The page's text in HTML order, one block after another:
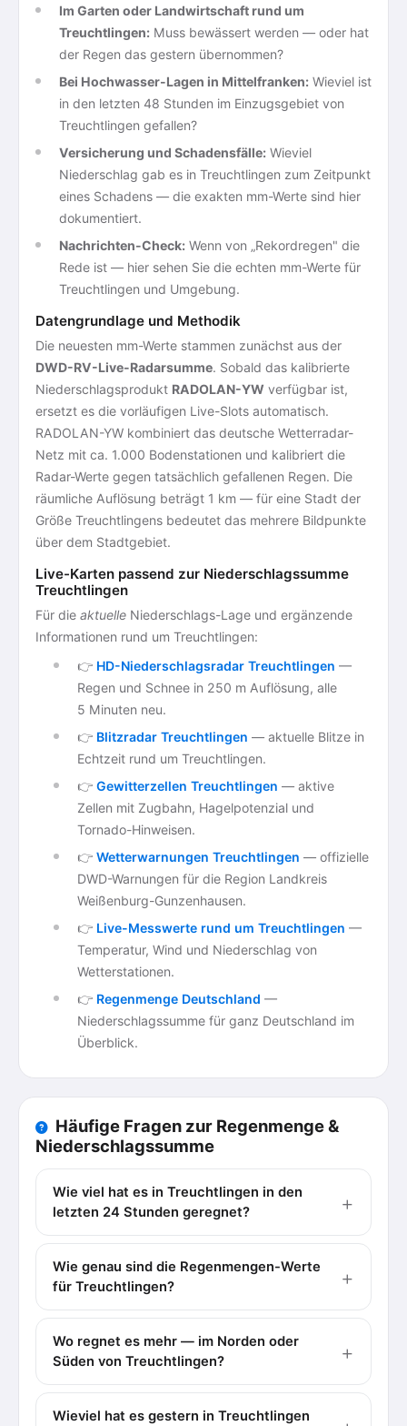
Im Garten oder Landwirtschaft rund um
Treuchtlingen: Muss bewässert werden — oder hat
der Regen das gestern übernommen?
Bei Hochwasser-Lagen in Mittelfranken: Wieviel ist
in den letzten 48 Stunden im Einzugsgebiet von
Treuchtlingen gefallen?
Versicherung und Schadensfälle: Wieviel
Niederschlag gab es in Treuchtlingen zum Zeitpunkt
eines Schadens — die exakten mm-Werte sind hier
dokumentiert.
Nachrichten-Check: Wenn von „Rekordregen" die
Rede ist — hier sehen Sie die echten mm-Werte für
Treuchtlingen und Umgebung.
Datengrundlage und Methodik
Die neuesten mm-Werte stammen zunächst aus der
DWD-RV-Live-Radarsumme. Sobald das kalibrierte
Niederschlagsprodukt RADOLAN-YW verfügbar ist,
ersetzt es die vorläufigen Live-Slots automatisch.
RADOLAN-YW kombiniert das deutsche Wetterradar-
Netz mit ca. 1.000 Bodenstationen und kalibriert die
Radar-Werte gegen tatsächlich gefallenen Regen. Die
räumliche Auflösung beträgt 1 km — für eine Stadt der
Größe Treuchtlingens bedeutet das mehrere Bildpunkte
über dem Stadtgebiet.
Live-Karten passend zur Niederschlagssumme
Treuchtlingen
Für die aktuelle Niederschlags-Lage und ergänzende
Informationen rund um Treuchtlingen:
👉 HD-Niederschlagsradar Treuchtlingen —
Regen und Schnee in 250 m Auflösung, alle
5 Minuten neu.
👉 Blitzradar Treuchtlingen — aktuelle Blitze in
Echtzeit rund um Treuchtlingen.
👉 Gewitterzellen Treuchtlingen — aktive
Zellen mit Zugbahn, Hagelpotenzial und
Tornado-Hinweisen.
👉 Wetterwarnungen Treuchtlingen — offizielle
DWD-Warnungen für die Region Landkreis
Weißenburg-Gunzenhausen.
👉 Live-Messwerte rund um Treuchtlingen —
Temperatur, Wind und Niederschlag von
Wetterstationen.
👉 Regenmenge Deutschland —
Niederschlagssumme für ganz Deutschland im
Überblick.
Häufige Fragen zur Regenmenge &
Niederschlagssumme
Wie viel hat es in Treuchtlingen in den
letzten 24 Stunden geregnet?
Wie genau sind die Regenmengen-Werte
für Treuchtlingen?
Wo regnet es mehr — im Norden oder
Süden von Treuchtlingen?
Wieviel hat es gestern in Treuchtlingen